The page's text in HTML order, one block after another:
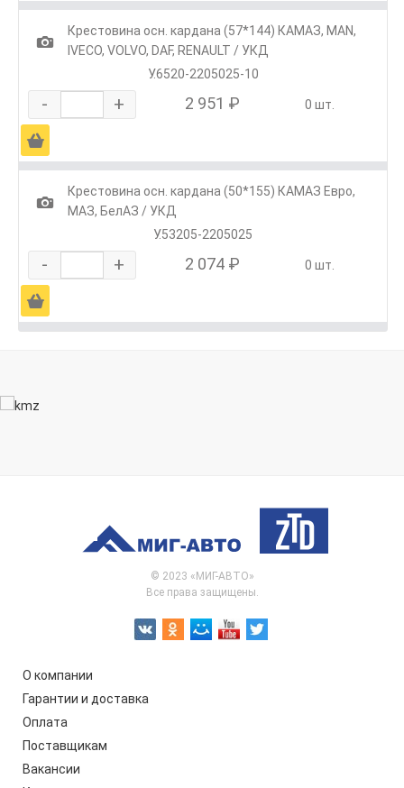
1
Крестовина осн. кардана (57*144) КАМАЗ, МАN,
IVECO, VOLVO, DAF, RENAULT / УКД
У.6520-2205025-10
- + 2 951 ₽ 0 шт.
Ä
1
Крестовина осн. кардана (50*155) КАМАЗ Евро,
МАЗ, БелАЗ / УКД
У.53205-2205025
- + 2 074 ₽ 0 шт.
Ä
© 2023 «МИГ-АВТО»
Все права защищены.
О компании
Гарантии и доставка
Оплата
Поставщикам
Вакансии